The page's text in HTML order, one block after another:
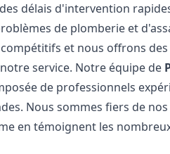
délais d'intervention
de plomberie et
et nous offrons
service. Notre équipe de
de professionnels
Nous sommes fiers de
en témoignent les